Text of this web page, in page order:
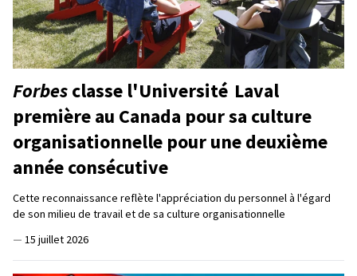
Forbesclasse l'Université Laval
première au Canada pour sa culture
organisationnelle pour une deuxième
année consécutive
Cette reconnaissance reflète l'appréciation du personnel à l'égard
de son milieu de travail et de sa culture organisationnelle
— 15 juillet 2026